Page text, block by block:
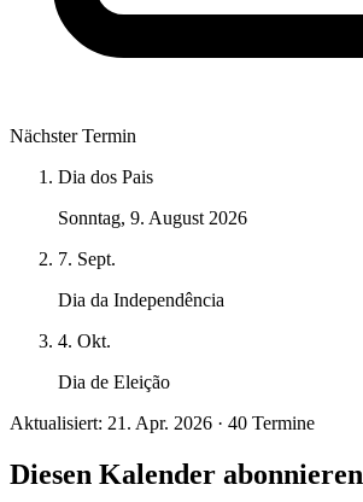
Nächster Termin
Dia dos Pais
Sonntag, 9. August 2026
7. Sept.
Dia da Independência
4. Okt.
Dia de Eleição
Aktualisiert: 21. Apr. 2026 · 40 Termine
Diesen Kalender abonnieren